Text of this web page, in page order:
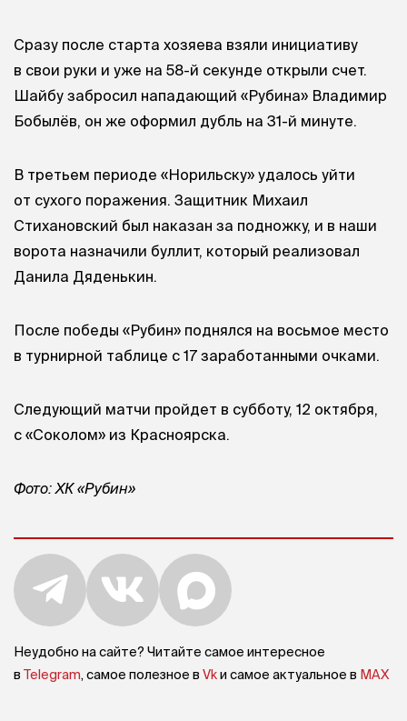
Сразу после старта хозяева взяли инициативу
в свои руки и уже на 58-й секунде открыли счет.
Шайбу забросил нападающий «Рубина» Владимир
Бобылёв, он же оформил дубль на 31-й минуте.
В третьем периоде «Норильску» удалось уйти
от сухого поражения. Защитник Михаил
Стихановский был наказан за подножку, и в наши
ворота назначили буллит, который реализовал
Данила Дяденькин.
После победы «Рубин» поднялся на восьмое место
в турнирной таблице с 17 заработанными очками.
Следующий матчи пройдет в субботу, 12 октября,
с «Соколом» из Красноярска.
Фото: ХК «Рубин»
Неудобно на сайте? Читайте самое интересное
в Telegram, самое полезное в Vkи самое актуальное в MAX